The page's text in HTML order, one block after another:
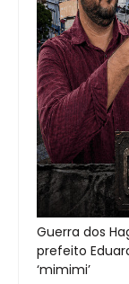
Guerra dos
prefeito
‘mimimi’